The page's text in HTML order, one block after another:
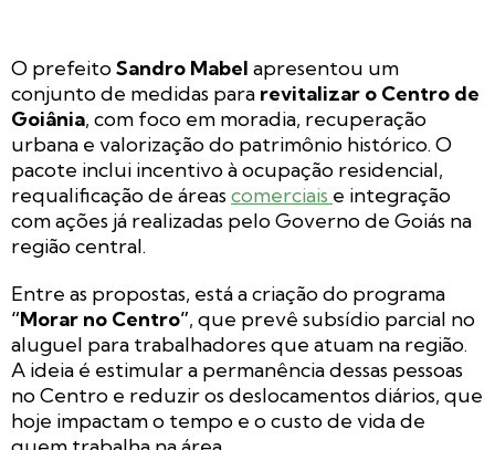
O prefeitoSandro Mabel apresentou um
conjunto de medidas para revitalizar o Centro de
Goiânia, com foco em moradia, recuperação
urbana e valorização do patrimônio histórico. O
pacote inclui incentivo à ocupação residencial,
requalificação de áreascomerciais e integração
com ações já realizadas pelo Governo de Goiás na
região central.
Entre as propostas, está a criação do programa
“Morar no Centro”, que prevê subsídio parcial no
aluguel para trabalhadores que atuam na região.
A ideia é estimular a permanência dessas pessoas
no Centro e reduzir os deslocamentos diários, que
hoje impactam o tempo e o custo de vida de